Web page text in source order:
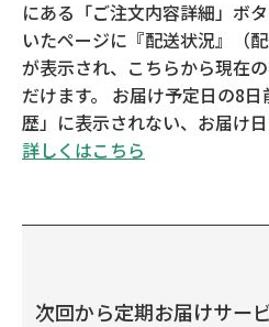
にある「ご注文内容詳細」ボ
いたページに『配送状況』（
が表示され、こちらから現在
だけます。 お届け予定日の8
歴」に表示されない、お届け
詳しくはこちら
次回から定期お届けサー